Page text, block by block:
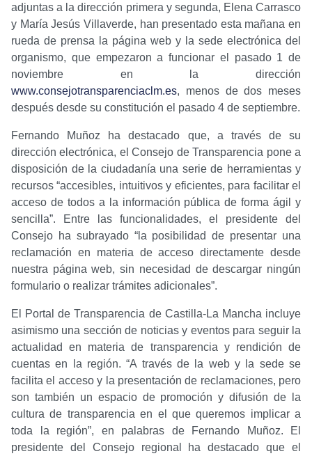
adjuntas a la dirección primera y segunda, Elena Carrasco
y María Jesús Villaverde, han presentado esta mañana en
rueda de prensa la página web y la sede electrónica del
organismo, que empezaron a funcionar el pasado 1 de
noviembre en la dirección
www.consejotransparenciaclm.es, menos de dos meses
después desde su constitución el pasado 4 de septiembre.
Fernando Muñoz ha destacado que, a través de su
dirección electrónica, el Consejo de Transparencia pone a
disposición de la ciudadanía una serie de herramientas y
recursos “accesibles, intuitivos y eficientes, para facilitar el
acceso de todos a la información pública de forma ágil y
sencilla”. Entre las funcionalidades, el presidente del
Consejo ha subrayado “la posibilidad de presentar una
reclamación en materia de acceso directamente desde
nuestra página web, sin necesidad de descargar ningún
formulario o realizar trámites adicionales”.
El Portal de Transparencia de Castilla-La Mancha incluye
asimismo una sección de noticias y eventos para seguir la
actualidad en materia de transparencia y rendición de
cuentas en la región. “A través de la web y la sede se
facilita el acceso y la presentación de reclamaciones, pero
son también un espacio de promoción y difusión de la
cultura de transparencia en el que queremos implicar a
toda la región”, en palabras de Fernando Muñoz. El
presidente del Consejo regional ha destacado que el